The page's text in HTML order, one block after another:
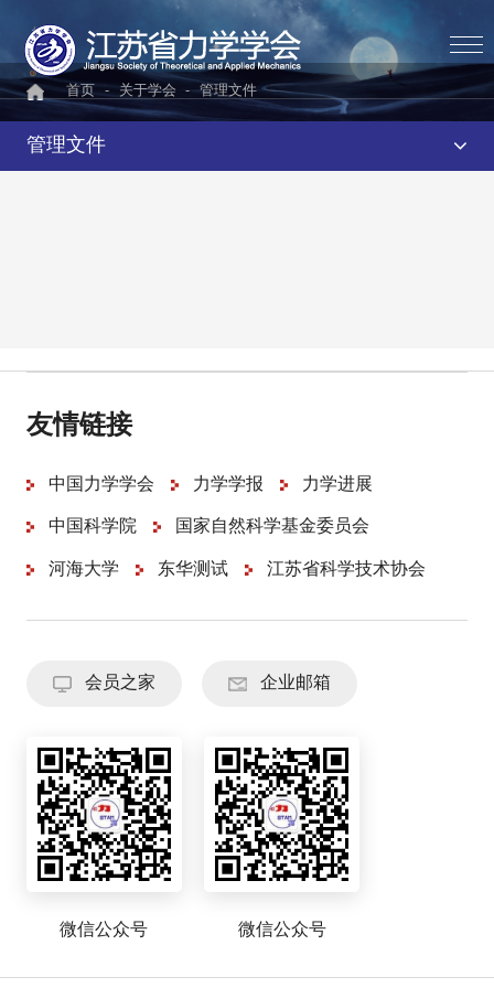
首页 - 关于学会 - 管理文件
管理文件
友情链接
中国力学学会 力学学报 力学进展
中国科学院 国家自然科学基金委员会
河海大学 东华测试 江苏省科学技术协会
会员之家 企业邮箱
微信公众号 微信公众号